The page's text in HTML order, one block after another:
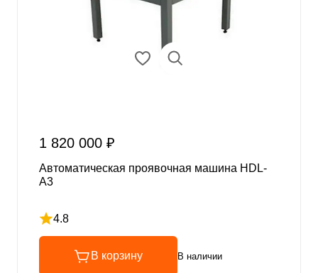
1 820 000 ₽
Автоматическая проявочная машина HDL-
A3
4.8
Рейтинг 4.8 из 5
В корзину В наличии